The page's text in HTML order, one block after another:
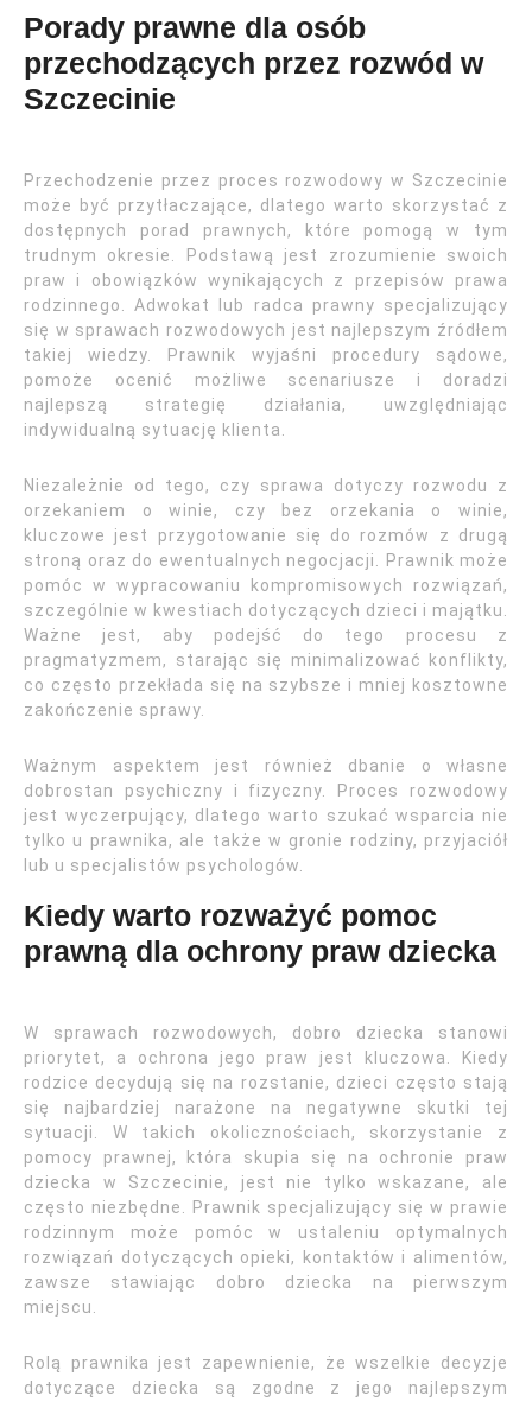
Porady prawne dla osób
przechodzących przez rozwód w
Szczecinie
Przechodzenie przez proces rozwodowy w Szczecinie
może być przytłaczające, dlatego warto skorzystać z
dostępnych porad prawnych, które pomogą w tym
trudnym okresie. Podstawą jest zrozumienie swoich
praw i obowiązków wynikających z przepisów prawa
rodzinnego. Adwokat lub radca prawny specjalizujący
się w sprawach rozwodowych jest najlepszym źródłem
takiej wiedzy. Prawnik wyjaśni procedury sądowe,
pomoże ocenić możliwe scenariusze i doradzi
najlepszą strategię działania, uwzględniając
indywidualną sytuację klienta.
Niezależnie od tego, czy sprawa dotyczy rozwodu z
orzekaniem o winie, czy bez orzekania o winie,
kluczowe jest przygotowanie się do rozmów z drugą
stroną oraz do ewentualnych negocjacji. Prawnik może
pomóc w wypracowaniu kompromisowych rozwiązań,
szczególnie w kwestiach dotyczących dzieci i majątku.
Ważne jest, aby podejść do tego procesu z
pragmatyzmem, starając się minimalizować konflikty,
co często przekłada się na szybsze i mniej kosztowne
zakończenie sprawy.
Ważnym aspektem jest również dbanie o własne
dobrostan psychiczny i fizyczny. Proces rozwodowy
jest wyczerpujący, dlatego warto szukać wsparcia nie
tylko u prawnika, ale także w gronie rodziny, przyjaciół
lub u specjalistów psychologów.
Kiedy warto rozważyć pomoc
prawną dla ochrony praw dziecka
W sprawach rozwodowych, dobro dziecka stanowi
priorytet, a ochrona jego praw jest kluczowa. Kiedy
rodzice decydują się na rozstanie, dzieci często stają
się najbardziej narażone na negatywne skutki tej
sytuacji. W takich okolicznościach, skorzystanie z
pomocy prawnej, która skupia się na ochronie praw
dziecka w Szczecinie, jest nie tylko wskazane, ale
często niezbędne. Prawnik specjalizujący się w prawie
rodzinnym może pomóc w ustaleniu optymalnych
rozwiązań dotyczących opieki, kontaktów i alimentów,
zawsze stawiając dobro dziecka na pierwszym
miejscu.
Rolą prawnika jest zapewnienie, że wszelkie decyzje
dotyczące dziecka są zgodne z jego najlepszym